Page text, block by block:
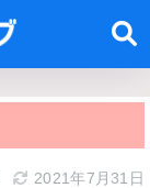
2021年7月31日